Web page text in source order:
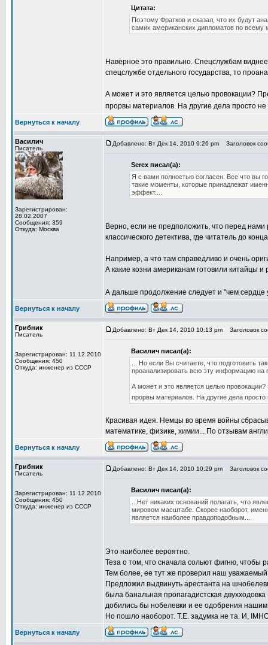
Цитата:
Поэтому Фратков и сказал, что их будут
самих американских дипломатов по всему
Наверное это правильно. Спецслужбам
спецслужбе отдельного государства, то
А может и это является целью провокации?
прорвы материалов. На другие дела просто
Вернуться к началу
Василич
Писатель
Зарегистрирован:
28.02.2007
Сообщения: 359
Откуда: Москва
Добавлено: Вт Дек 14, 2010 9:26 pm Заголовок
Serex писал(а):
Я с вами полностью согласен. Все что вы
такие моменты, которые принадлежат
эффект....
Верно, если не предположить, что перед
классического детектива, где читатель до
Например, а что там справедливо и очень
А какие козни американам готовили китайцы и
А дальше продолжение следует и "чем сердце
Вернуться к началу
Грибник
Писатель
Зарегистрирован: 11.12.2010
Сообщения: 450
Откуда: инженер из СССР
Добавлено: Вт Дек 14, 2010 10:13 pm Заголовок
Василич писал(а):
... Но если Вы считаете, что подготовить
проанализировать всю эту информацию на
А может и это является целью
прорвы материалов. На другие дела
Красивая идея. Немцы во время войны
математике, физике, химии... По отзывам
Вернуться к началу
Грибник
Писатель
Зарегистрирован: 11.12.2010
Сообщения: 450
Откуда: инженер из СССР
Добавлено: Вт Дек 14, 2010 10:29 pm Заголовок
Василич писал(а):
...Нет никаких оснований полагать, что
мировом масштабе. Скорее наоборот,
является наиболее правдоподобным...
Это наиболее вероятно.
Теза о том, что сначала сольют фигню, чтобы
Тем более, ее тут же проверил наш
Предложил выдвинуть арестанта на
была банальная пропагадистская
добились бы нобелевки и ее одобрения
Но пошло наоборот. Т.Е. задумка не та. И,
Вернуться к началу